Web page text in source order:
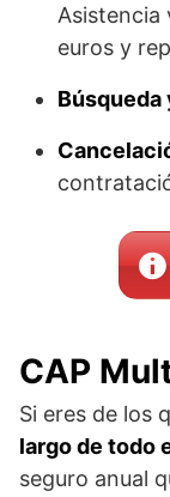
Asistencia
euros y
Búsqueda
CAP
Si eres de los
largo de todo
seguro anual